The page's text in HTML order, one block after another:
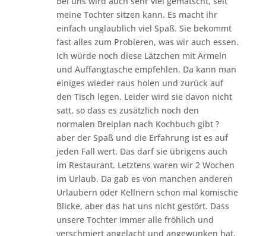
meine Tochter sitzen kann. Es macht ihr
einfach unglaublich viel Spaß. Sie bekommt
fast alles zum Probieren, was wir auch essen.
Ich würde noch diese Lätzchen mit Ärmeln
und Auffangtasche empfehlen. Da kann man
einiges wieder raus holen und zurück auf
den Tisch legen. Leider wird sie davon nicht
satt, so dass es zusätzlich noch den
normalen Breiplan nach Kochbuch gibt ?
aber der Spaß und die Erfahrung ist es auf
jeden Fall wert. Das darf sie übrigens auch
im Restaurant. Letztens waren wir 2 Wochen
im Urlaub. Da gab es von manchen anderen
Urlaubern oder Kellnern schon mal komische
Blicke, aber das hat uns nicht gestört. Dass
unsere Tochter immer alle fröhlich und
verschmiert angelacht und angewunken hat,